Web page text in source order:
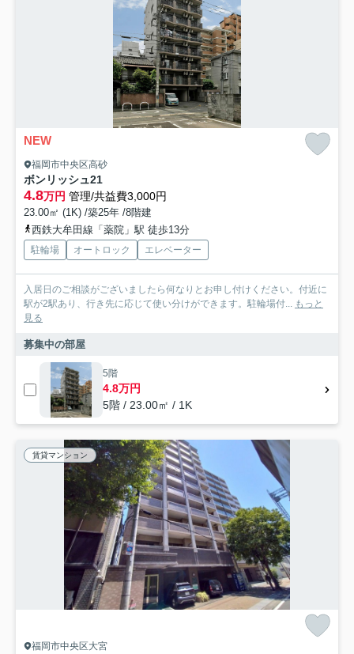
NEW
福岡市中央区高砂
ボンリッシュ21
4.8万円 管理/共益費3,000円
23.00㎡ (1K) /築25年 /8階建
西鉄大牟田線「薬院」駅 徒歩13分
駐輪場 オートロック エレベーター
入居日のご相談がございましたら何なりとお申し付けください。付近に
駅が2駅あり、行き先に応じて使い分けができます。駐輪場付... もっと
見る
募集中の部屋
5階
4.8万円
5階 / 23.00㎡ / 1K
賃貸マンション
福岡市中央区大宮